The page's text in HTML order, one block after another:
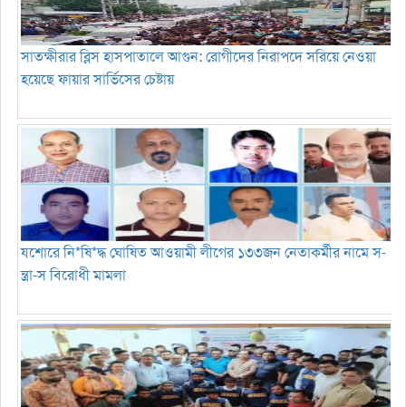
সাতক্ষীরার ব্লিস হাসপাতালে আগুন: রোগীদের নিরাপদে সরিয়ে নেওয়া
হয়েছে ফায়ার সার্ভিসের চেষ্টায়
যশোরে নি*ষি*দ্ধ ঘোষিত আওয়ামী লীগের ১৩৩জন নেতাকর্মীর নামে স-
ন্ত্রা-স বিরোধী মামলা